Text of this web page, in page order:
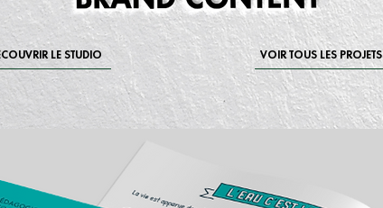
LE STUDIO VOIR TOUS LES PROJETS